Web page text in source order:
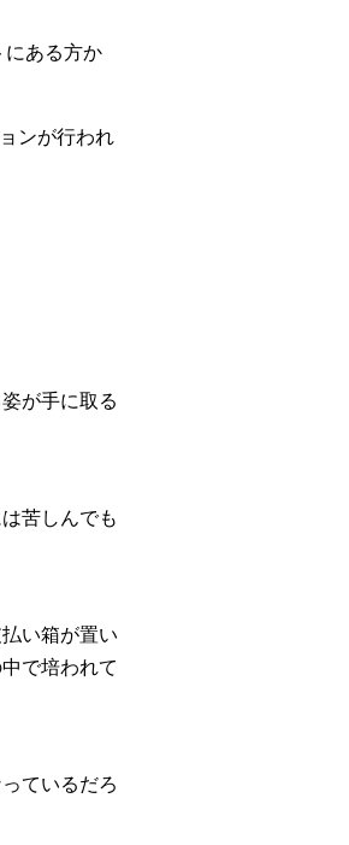
にある方か
ンが行われ
が手に取る
苦しんでも
い箱が置い
で培われて
ているだろ